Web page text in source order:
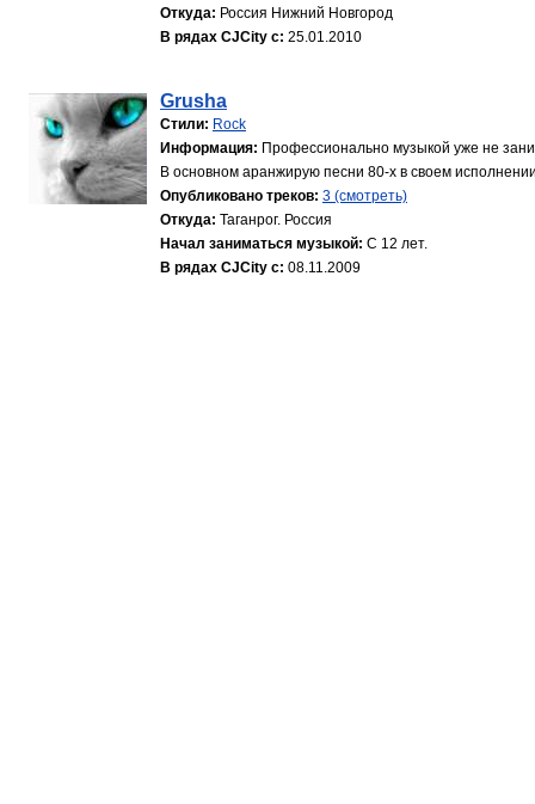
Откуда: Россия Нижний Новгород
В рядах CJCity с: 25.01.2010
Grusha
Стили: Rock
Информация: Профессионально музыкой уже не
В основном аранжирую песни 80-х в своем
Опубликовано треков: 3 (смотреть)
Откуда: Таганрог. Россия
Начал заниматься музыкой: С 12 лет.
В рядах CJCity с: 08.11.2009